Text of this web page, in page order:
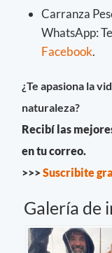
Carranza
WhatsApp:
Facebook.
¿Te apasiona la
naturaleza?
Recibí las
en tu correo.
>>>Suscribite
Galería de